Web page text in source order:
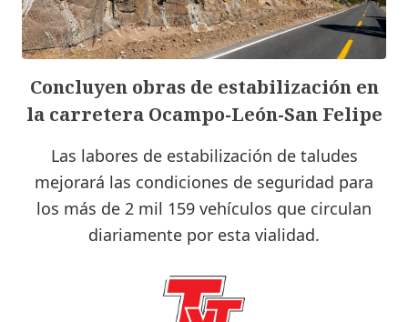
Concluyen obras de estabilización en
la carretera Ocampo-León-San Felipe
Las labores de estabilización de taludes
mejorará las condiciones de seguridad para
los más de 2 mil 159 vehículos que circulan
diariamente por esta vialidad.